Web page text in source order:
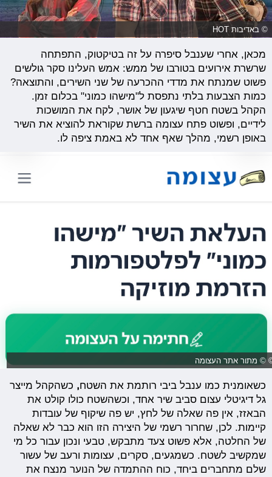
© באדיבות HOT
מכאן, אחרי שענבל סיפרה על זה בטיקטוק, התפתחה
שרשרת אירועים בטורבו של ממש: אמש העלינו סקר גולשים
פשוט שמנתח את מדדי ההכרעה של שני השירים, והתוצאה?
כמות הצבעות בלתי נתפסת ל"מישהו כמוני" בכלום זמן.
הקהל בשטח חטף שיגעון של אושר, לקח את המושכות
לידיים, ופשוט פתח עצומה ברשת שקוראת להוציא את השיר
באופן רשמי, מהלך שאף אחד לא באמת ציפה לו.
© מתור אתר העצומה
כשאומנית כמו ענבל ביבי רותמת את השטח, כשהקהל מייצר
גל דיגיטלי עצום סביב שיר אחד, וכשהשטח כולו קולט את
הבאזז, אין פה שאלה של לחץ, יש פה שיקוף של עובדות
קיימות. לכן, שחרור רשמי של היצירה הזו הוא כבר לא שאלה
של החלטה, אלא פשוט צעד מתבקש, טבעי ונכון עבור כל מי
שמקשיב לשטח. כשמגעים, סקרים, עצומות ורעב של עשור
שלם מתחברים ביחד, כוח ההתמדה של הנוער מנצח את